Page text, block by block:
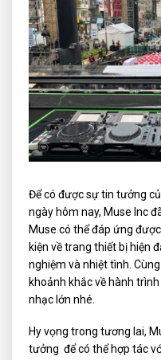
Để có được sự tin tưởng
ngày hôm nay, Muse Inc
Muse có thể đáp ứng
kiện về trang thiết bị hiện
nghiệm và nhiệt tình.
khoảnh khắc về hành
nhạc lớn nhé.
Hy vọng trong tương lai,
tưởng để có thể hợp tác